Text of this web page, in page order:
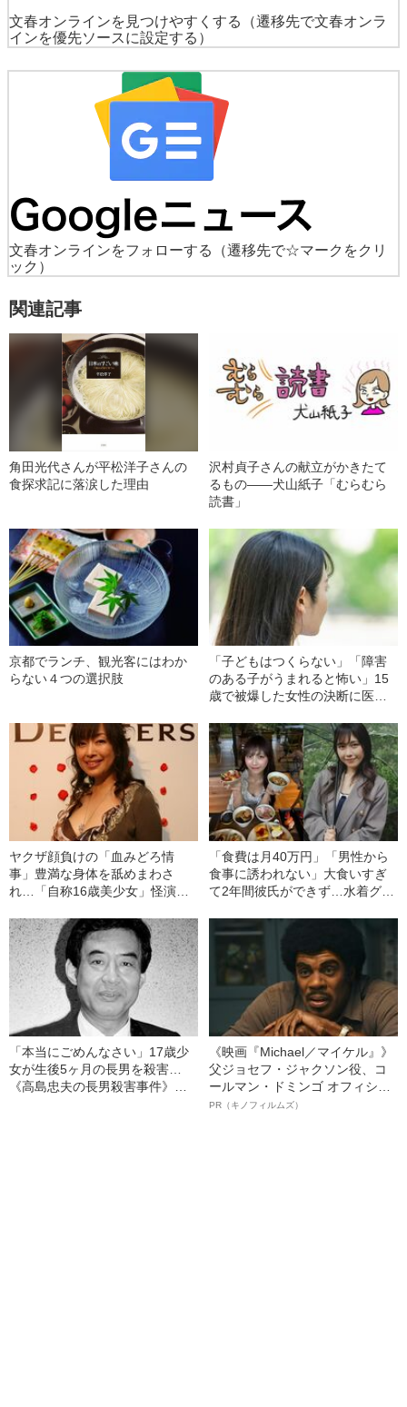
文春オンラインを見つけやすくする
（遷移先で文春オンラ
インを優先ソースに設定する）
文春オンラインをフォローする
（遷移先で☆マークをクリ
ック）
関連記事
角田光代さんが平松洋子さんの
食探求記に落涙した理由
沢村貞子さんの献立がかきたて
るもの――犬山紙子「むらむら
読書」
京都でランチ、観光客にはわか
らない４つの選択肢
「子どもはつくらない」「障害
のある子がうまれると怖い」15
歳で被爆した女性の決断に医者
者からの衝撃的な一言”
ヤクザ顔負けの「血みどろ情
事」豊満な身体を舐めまわさ
れ…「自称16歳美少女」怪演
ぎる“熟れ方”
「食費は月40万円」「男性から
食事に誘われない」大食いすぎ
て2年間彼氏ができず…水着グラ
女子（24）が語る、驚愕の食生
「本当にごめんなさい」17歳少
女が生後5ヶ月の長男を殺害…
《高島忠夫の長男殺害事件》夫
《映画『Michael／マイケル』》
父ジョセフ・ジャクソン役、コ
ールマン・ドミンゴ オフィシャ
ルインタビュー“観客を魅了した
PR（キノフィルムズ）